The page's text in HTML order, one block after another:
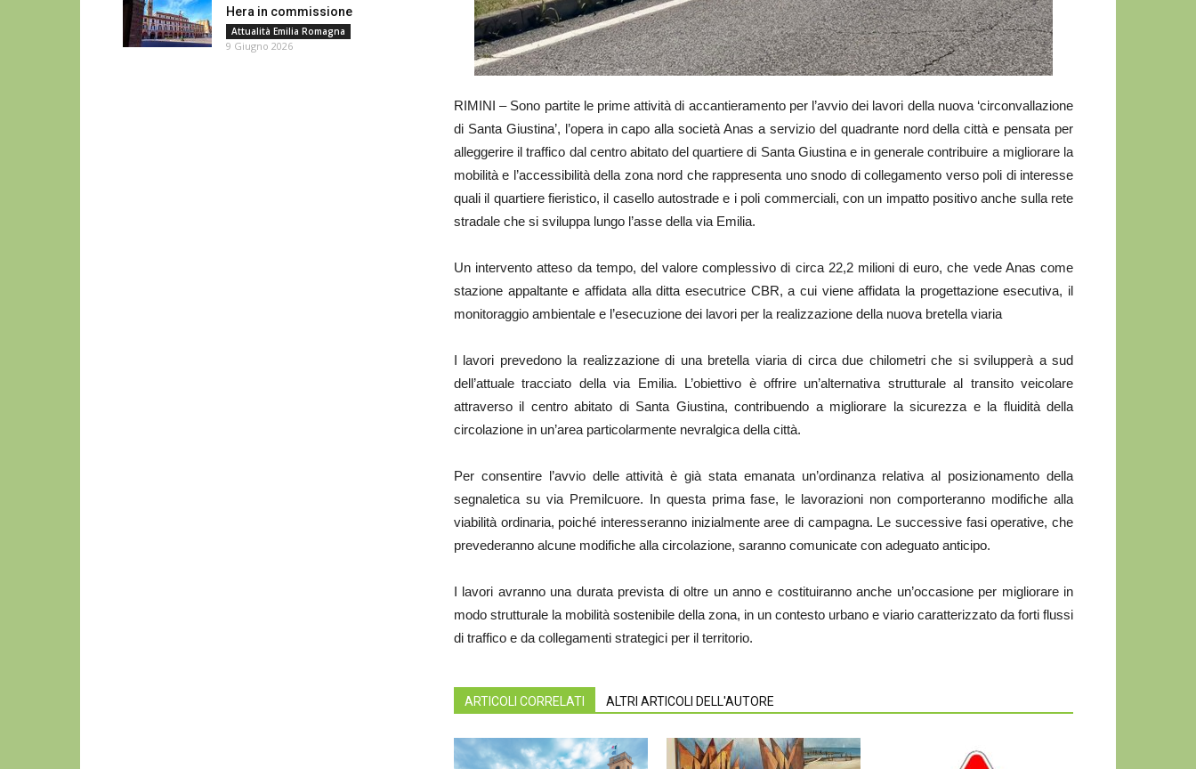
RIMINI – Sono partite le prime attività di accantieramento per l’avvio dei lavori della nuova ‘circonvallazione
di Santa Giustina’, l’opera in capo alla società Anas a servizio del quadrante nord della città e pensata per
alleggerire il traffico dal centro abitato del quartiere di Santa Giustina e in generale contribuire a migliorare la
mobilità e l’accessibilità della zona nord che rappresenta uno snodo di collegamento verso poli di interesse
quali il quartiere fieristico, il casello autostrade e i poli commerciali, con un impatto positivo anche sulla rete
stradale che si sviluppa lungo l’asse della via Emilia.
Un intervento atteso da tempo, del valore complessivo di circa 22,2 milioni di euro, che vede Anas come
stazione appaltante e affidata alla ditta esecutrice CBR, a cui viene affidata la progettazione esecutiva, il
monitoraggio ambientale e l’esecuzione dei lavori per la realizzazione della nuova bretella viaria
I lavori prevedono la realizzazione di una bretella viaria di circa due chilometri che si svilupperà a sud
dell’attuale tracciato della via Emilia. L’obiettivo è offrire un’alternativa strutturale al transito veicolare
attraverso il centro abitato di Santa Giustina, contribuendo a migliorare la sicurezza e la fluidità della
circolazione in un’area particolarmente nevralgica della città.
Per consentire l’avvio delle attività è già stata emanata un’ordinanza relativa al posizionamento della
segnaletica su via Premilcuore. In questa prima fase, le lavorazioni non comporteranno modifiche alla
viabilità ordinaria, poiché interesseranno inizialmente aree di campagna. Le successive fasi operative, che
prevederanno alcune modifiche alla circolazione, saranno comunicate con adeguato anticipo.
I lavori avranno una durata prevista di oltre un anno e costituiranno anche un’occasione per migliorare in
modo strutturale la mobilità sostenibile della zona, in un contesto urbano e viario caratterizzato da forti flussi
di traffico e da collegamenti strategici per il territorio.
ARTICOLI CORRELATI ALTRI ARTICOLI DELL'AUTORE
Hera in commissione
Attualità Emilia Romagna
9 Giugno 2026